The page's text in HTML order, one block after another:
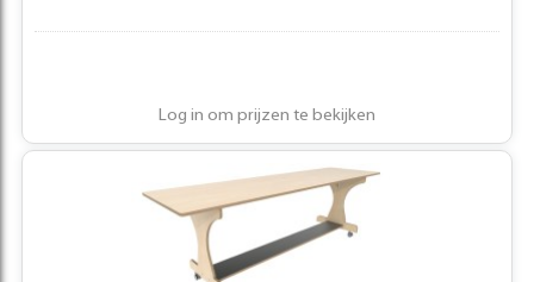
Log in om prijzen te bekijken